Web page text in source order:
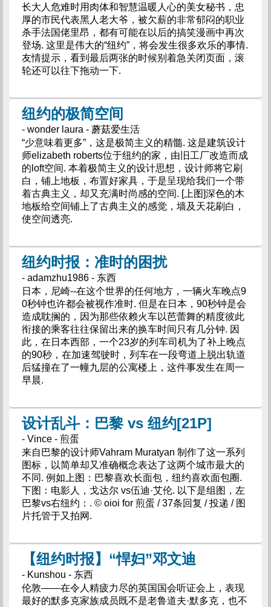
长大人危难时用肉体和智慧温暖人心的美女秘书，忠
厚的市民代表黑人老大爷，被欠薪的非常郁闷的职业
杀手法国佬里昂，都有可能在以后的搞笑漫画中再次
登场. 这里是伟大的“纽约”，将会发生很多欢乐的事情.
友情提示，看到最后两张的时候别着急关闭页面，滚
轮还可以往下拖动一下.
纽约的极简空间
- wonder laura - 蘑菇爱生活
“少意味着更多”，这是极简主义的精髓. 这是建筑设计
师elizabeth roberts位于纽约的家，由旧工厂改造而成
的loft空间. 本着极简主义的设计思想，设计师将它刷
白，铺上地板，布置好家具，于是呈现给我们一个带
着古典主义，却又充满时尚感的空间. [上图]深色的木
地板给空间铺上了古典主义的感觉，墙及天花刷白，
使空间透亮.
纽约时报：准时的困扰
- adamzhu1986 - 东西
日本，尼崎--在这个世界的任何地方，一辆火车晚点9
0秒钟也许都会被视作准时. 但是在日本，90秒钟是会
造成耽搁的，因为那些依赖火车以芭蕾舞的精度彼此
衔接的乘客往往保留出来的换车时间只有几分钟. 因
此，在日本西部，一个23岁的列车司机为了补上晚点
的90秒，在加速驾驶时，列车在一段弯道上脱出轨道
后猛撞在了一幢九层的公寓楼上，这件事发生在周一
早晨.
设计乱斗：巴黎 vs 纽约[21P]
- Vince - 煎蛋
来自巴黎的设计师Vahram Muratyan 制作了这一系列
图标，以简单却又准确概念表达了这两个城市最大的
不同. 例如上图：巴黎喜欢长面包，纽约喜欢面包圈.
下图：电影人，戈达尔 vs伍迪·艾伦. 以下是组图，左
巴黎vs右纽约：. © oioi for 煎蛋 / 37条回复 / 投递 / 图
片托管于又拍网.
【纽约时报】“悍妇”邓文迪
- Kunshou - 东西
伦敦——在令人精疲力尽的英国国会听证会上，表现
最好的默多克家族成员既不是老鲁道夫·默多克，也不